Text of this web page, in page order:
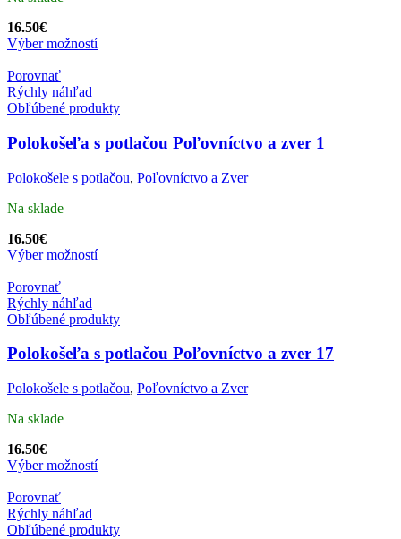
16.50€
Výber možností
Porovnať
Rýchly náhľad
Obľúbené produkty
Polokošeľa s potlačou Poľovníctvo a zver 1
Polokošele s potlačou, Poľovníctvo a Zver
Na sklade
16.50€
Výber možností
Porovnať
Rýchly náhľad
Obľúbené produkty
Polokošeľa s potlačou Poľovníctvo a zver 17
Polokošele s potlačou, Poľovníctvo a Zver
Na sklade
16.50€
Výber možností
Porovnať
Rýchly náhľad
Obľúbené produkty